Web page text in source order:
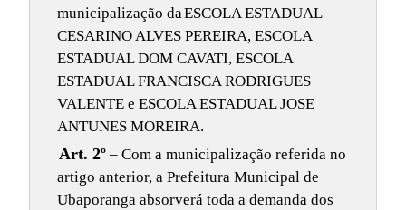
municipalização daESCOLA ESTADUAL
CESARINO ALVES PEREIRA, ESCOLA
ESTADUAL DOM CAVATI, ESCOLA
ESTADUAL FRANCISCA RODRIGUES
VALENTE e ESCOLA ESTADUAL JOSE
ANTUNES MOREIRA.
Art. 2º– Com a municipalização referida no
artigo anterior, a Prefeitura Municipal de
Ubaporanga absorverá toda a demanda dos